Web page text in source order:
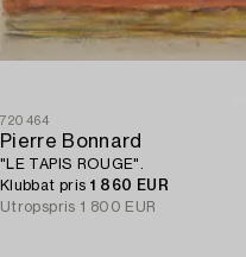
720464
Pierre Bonnard
"LE TAPIS ROUGE".
Klubbat pris 1 860 EUR
Utropspris 1 800 EUR